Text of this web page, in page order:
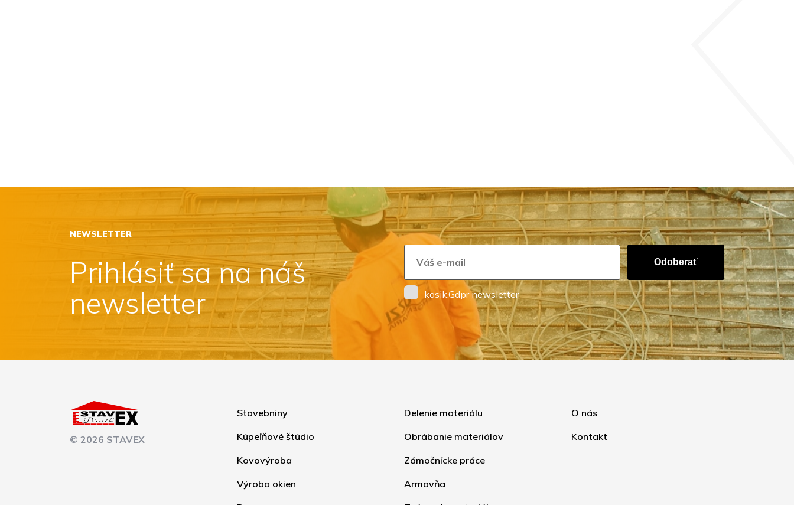
NEWSLETTER
Prihlásiť sa na náš
newsletter
Odoberať
kosik.Gdpr newsletter
© 2026 STAVEX
Stavebniny
Kúpeľňové štúdio
Kovovýroba
Výroba okien
Delenie materiálu
Obrábanie materiálov
Zámočnícke práce
Armovňa
O nás
Kontakt